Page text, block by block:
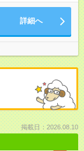
詳細へ
掲載日：2026.08.10